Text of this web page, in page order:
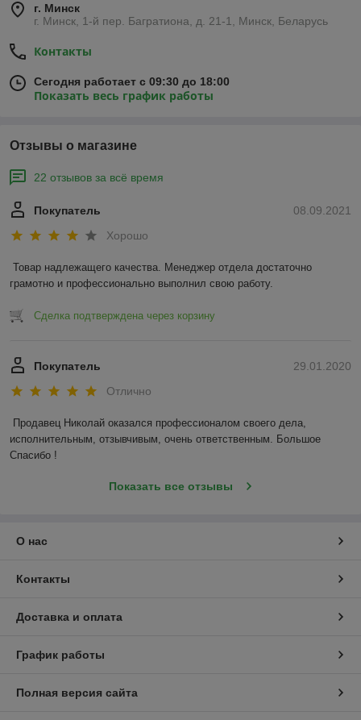
г. Минск
г. Минск, 1-й пер. Багратиона, д. 21-1, Минск, Беларусь
Контакты
Сегодня работает с 09:30 до 18:00
Показать весь график работы
Отзывы о магазине
22 отзывов за всё время
08.09.2021
Покупатель
Хорошо
Товар надлежащего качества. Менеджер отдела достаточно
грамотно и профессионально выполнил свою работу.
Сделка подтверждена через корзину
29.01.2020
Покупатель
Отлично
Продавец Николай оказался профессионалом своего дела,
исполнительным, отзывчивым, очень ответственным. Большое
Спасибо !
Показать все отзывы
О нас
Контакты
Доставка и оплата
График работы
Полная версия сайта